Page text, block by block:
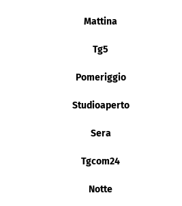
Mattina
Tg5
Pomeriggio
Studioaperto
Sera
Tgcom24
Notte